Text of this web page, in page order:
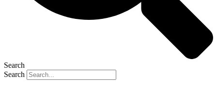
Search
Search